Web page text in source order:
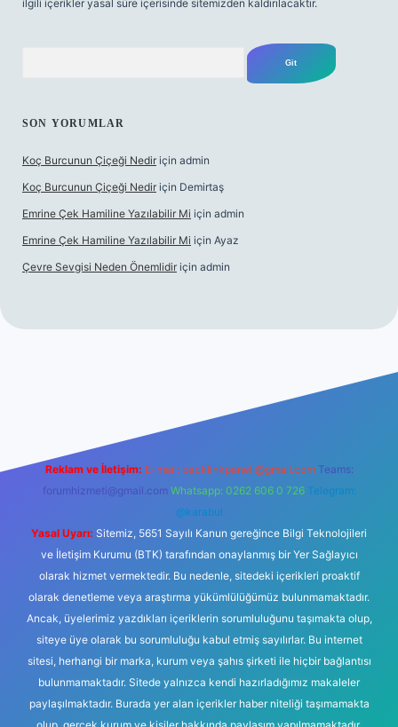
ilgili içerikler yasal süre içerisinde sitemizden kaldırılacaktır.
SON YORUMLAR
Koç Burcunun Çiçeği Nedir için admin
Koç Burcunun Çiçeği Nedir için Demirtaş
Emrine Çek Hamiline Yazılabilir Mi için admin
Emrine Çek Hamiline Yazılabilir Mi için Ayaz
Çevre Sevgisi Neden Önemlidir için admin
Reklam ve İletişim: E-mail: backlinkpaneli@gmail.com Teams:
forumhizmeti@gmail.com Whatsapp: 0262 606 0 726 Telegram:
@karabul
Yasal Uyarı: Sitemiz, 5651 Sayılı Kanun gereğince Bilgi Teknolojileri
ve İletişim Kurumu (BTK) tarafından onaylanmış bir Yer Sağlayıcı
olarak hizmet vermektedir. Bu nedenle, sitedeki içerikleri proaktif
olarak denetleme veya araştırma yükümlülüğümüz bulunmamaktadır.
Ancak, üyelerimiz yazdıkları içeriklerin sorumluluğunu taşımakta olup,
siteye üye olarak bu sorumluluğu kabul etmiş sayılırlar. Bu internet
sitesi, herhangi bir marka, kurum veya şahıs şirketi ile hiçbir bağlantısı
bulunmamaktadır. Sitede yalnızca kendi hazırladığımız makaleler
paylaşılmaktadır. Burada yer alan içerikler haber niteliği taşımamakta